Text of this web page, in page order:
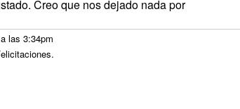
Creo que nos dejado nada por
las 3:34pm